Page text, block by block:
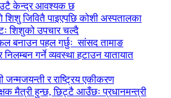
केन्द्र आवश्यक छ
जिवितै पाइएपछि कोशी अस्पतालका
शिशुको उपचार चल्दै
बनाउन पहल गर्छुः सांसद तामाङ
गर्ने व्यवस्था हटाउन यातायात
जन्मजयन्ती र राष्ट्रिय एकीकरण
मैत्री हुन्छ, छिट्टै आउँछः प्रधानमन्त्री